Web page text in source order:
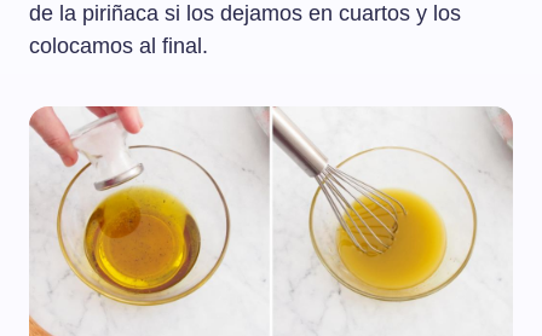
de la piriñaca si los dejamos en cuartos y los
colocamos al final.